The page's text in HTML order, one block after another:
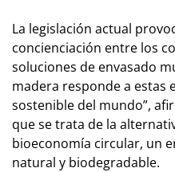
La legislación actual
concienciación entre los
soluciones de envasado
madera responde a estas
sostenible del mundo”,
que se trata de la
bioeconomía circular, un
natural y biodegradable.